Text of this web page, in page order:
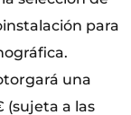
para
una
(sujeta a las